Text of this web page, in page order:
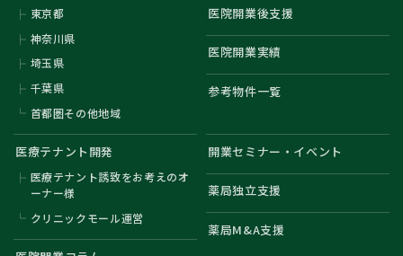
東京都
神奈川県
埼玉県
千葉県
首都圏その他地域
医院開業後支援
医院開業実績
参考物件一覧
医療テナント開発
医療テナント誘致をお考えのオ
ーナー様
クリニックモール運営
開業セミナー・イベント
薬局独立支援
薬局M&A支援